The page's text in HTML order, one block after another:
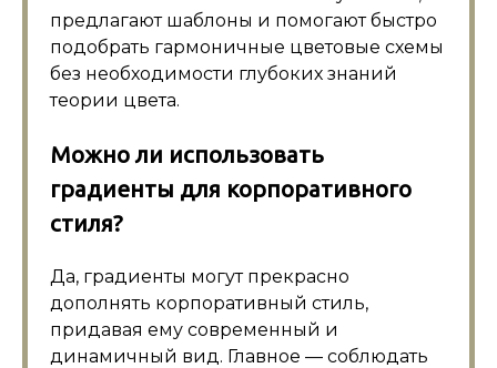
предлагают шаблоны и помогают быстро
подобрать гармоничные цветовые схемы
без необходимости глубоких знаний
теории цвета.
Можно ли использовать
градиенты для корпоративного
стиля?
Да, градиенты могут прекрасно
дополнять корпоративный стиль,
придавая ему современный и
динамичный вид. Главное — соблюдать